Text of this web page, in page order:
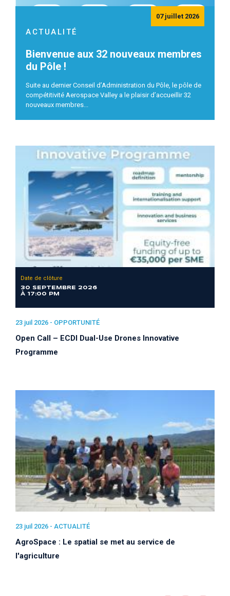
Date de clôture
30 SEPTEMBRE 2026
À 17:00 PM
23 juil 2026 - OPPORTUNITÉ
Open Call – ECDI Dual-Use Drones Innovative
Programme
23 juil 2026 - ACTUALITÉ
AgroSpace : Le spatial se met au service de
l'agriculture
07 juillet 2026
ACTUALITÉ
Bienvenue aux 32 nouveaux membres
du Pôle !
Suite au dernier Conseil d’Administration du Pôle, le pôle de
compétitivité Aerospace Valley a le plaisir d’accueillir 32
nouveaux membres...